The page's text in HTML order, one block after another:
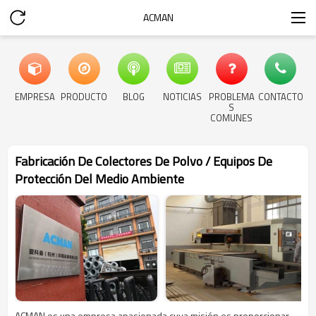
ACMAN
EMPRESA PRODUCTO BLOG NOTICIAS PROBLEMA
S
COMUNES
CONTACTO
Fabricación De Colectores De Polvo / Equipos De
Protección Del Medio Ambiente